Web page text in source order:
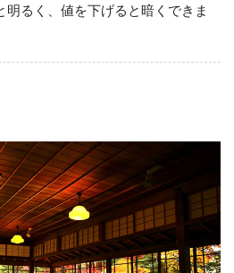
明るく、値を下げると暗くできま